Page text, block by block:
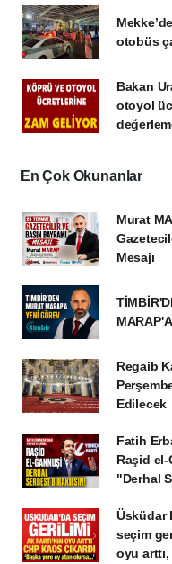
otobüs
Bakan
otoyol
En Çok Okunanlar
Murat
Mesajı
Regaib
Edilecek
Fatih
Raşid el-
"Derhal
Üsküdar
seçim
oyu